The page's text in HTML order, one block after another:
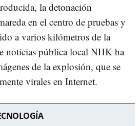
la detonación
en el centro de pruebas y
a varios kilómetros de la
noticias pública local NHK ha
de la explosión, que se
virales en Internet.